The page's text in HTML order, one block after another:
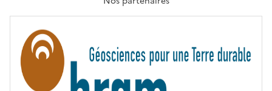
R
T
É